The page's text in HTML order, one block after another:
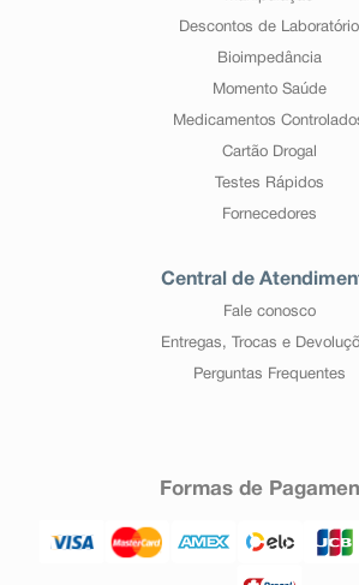
Descontos de Laboratório
Bioimpedância
Momento Saúde
Medicamentos
Cartão Drogal
Testes Rápidos
Fornecedores
Central de
Fale conosco
Entregas, Trocas e
Perguntas Frequentes
Formas de